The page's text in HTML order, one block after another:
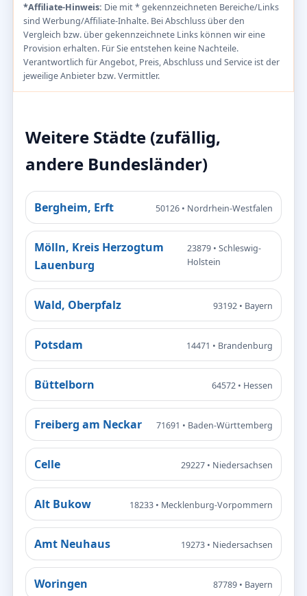
*Affiliate-Hinweis: Die mit * gekennzeichneten Bereiche/Links
sind Werbung/Affiliate-Inhalte. Bei Abschluss über den
Vergleich bzw. über gekennzeichnete Links können wir eine
Provision erhalten. Für Sie entstehen keine Nachteile.
Verantwortlich für Angebot, Preis, Abschluss und Service ist der
jeweilige Anbieter bzw. Vermittler.
Weitere Städte (zufällig,
andere Bundesländer)
Bergheim, Erft 50126 • Nordrhein-Westfalen
Mölln, Kreis Herzogtum
Lauenburg
23879 • Schleswig-
Holstein
Wald, Oberpfalz 93192 • Bayern
Potsdam 14471 • Brandenburg
Büttelborn 64572 • Hessen
Freiberg am Neckar 71691 • Baden-Württemberg
Celle 29227 • Niedersachsen
Alt Bukow 18233 • Mecklenburg-Vorpommern
Amt Neuhaus 19273 • Niedersachsen
Woringen 87789 • Bayern